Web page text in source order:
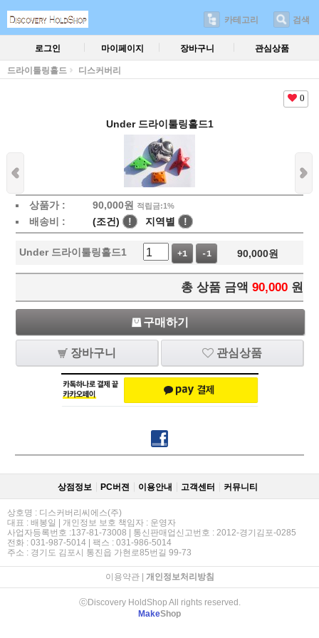
카테고리 검색
로그인 마이페이지 장바구니 관심상품
드라이툴링홀드 디스커버리
0
Under 드라이툴링홀드1
상품가 : 90,000원 적립금:1%
배송비 : (조건) ! 지역별 !
Under 드라이툴링홀드1 +1 -1 90,000원
총 상품 금액 90,000 원
구매하기
장바구니 관심상품
상점정보 PC버젼 이용안내 고객센터 커뮤니티
상호명 : 디스커버리씨에스(주)
대표 : 배봉일 | 개인정보 보호 책임자 : 운영자
사업자등록번호 :137-81-73008 | 통신판매업신고번호 : 2012-경기김포-0285
전화 : 031-987-5014 | 팩스 : 031-986-5014
주소 : 경기도 김포시 통진읍 가현로85번길 99-73
이용약관| 개인정보처리방침
ⓒDiscovery HoldShop All rights reserved.
MakeShop